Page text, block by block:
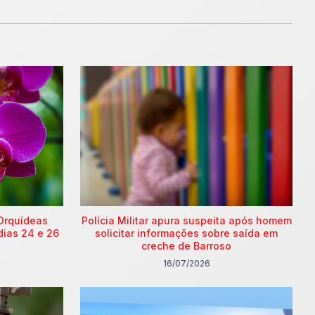
24 e 26
Polícia Militar apura suspeita após homem
solicitar informações sobre saída em
creche de Barroso
16/07/2026